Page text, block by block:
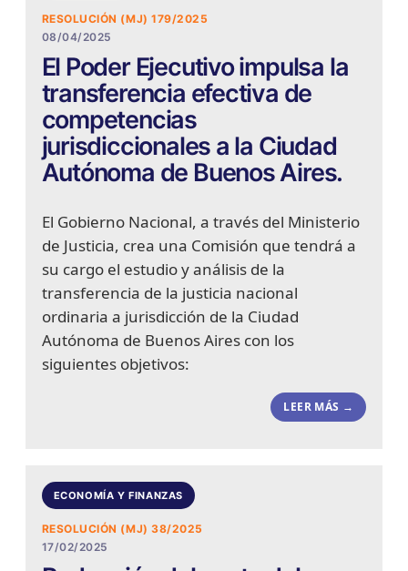
RESOLUCIÓN (MJ) 179/2025
08/04/2025
El Poder Ejecutivo impulsa la
transferencia efectiva de
competencias
jurisdiccionales a la Ciudad
Autónoma de Buenos Aires.
El Gobierno Nacional, a través del Ministerio
de Justicia, crea una Comisión que tendrá a
su cargo el estudio y análisis de la
transferencia de la justicia nacional
ordinaria a jurisdicción de la Ciudad
Autónoma de Buenos Aires con los
siguientes objetivos:
LEER MÁS →
ECONOMÍA Y FINANZAS
RESOLUCIÓN (MJ) 38/2025
17/02/2025